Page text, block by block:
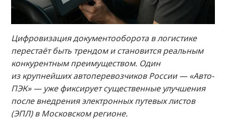
Цифровизация документооборота в логистике
перестаёт быть трендом и становится реальным
конкурентным преимуществом. Один
из крупнейших автоперевозчиков России — «Авто-
ПЭК» — уже фиксирует существенные улучшения
после внедрения электронных путевых листов
(ЭПЛ) в Московском регионе.